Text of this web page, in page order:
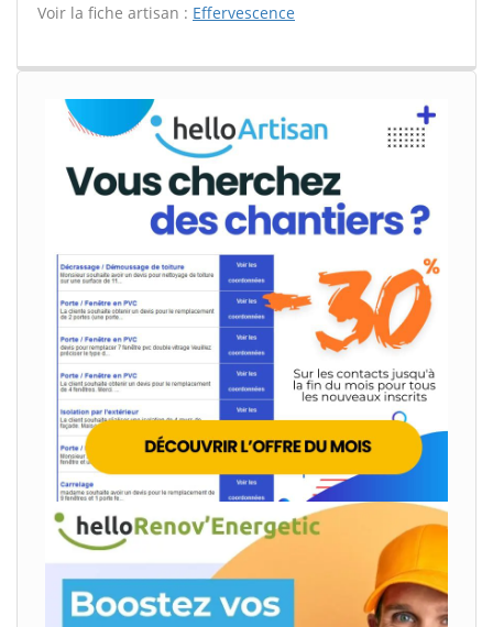
Voir la fiche artisan : Effervescence